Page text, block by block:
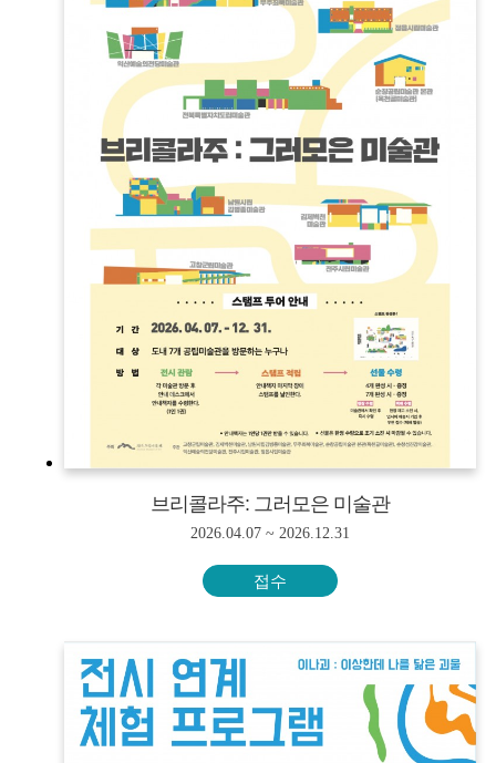
브리콜라주: 그러모은 미술관
2026.04.07 ~ 2026.12.31
접수